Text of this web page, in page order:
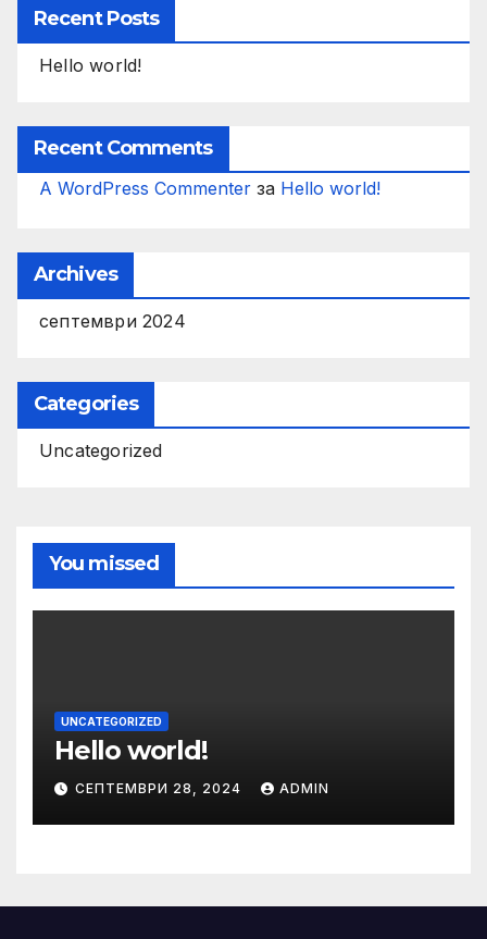
Recent Posts
Hello world!
Recent Comments
A WordPress Commenter за Hello world!
Archives
септември 2024
Categories
Uncategorized
You missed
UNCATEGORIZED
Hello world!
СЕПТЕМВРИ 28, 2024 ADMIN